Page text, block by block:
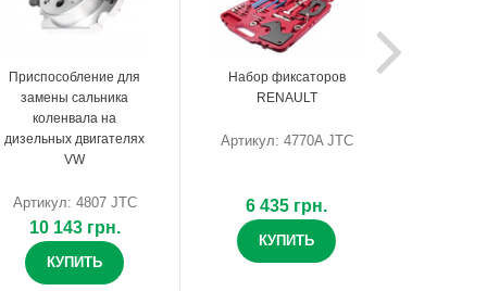
Приспособление для
замены сальника
коленвала на
дизельных двигателях
VW
Артикул: 4807 JTC
10 143 грн.
КУПИТЬ
Набор фиксаторов
RENAULT
Артикул: 4770A JTC
6 435 грн.
КУПИТЬ